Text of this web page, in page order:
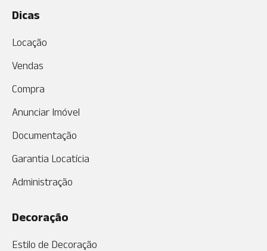
Dicas
Locação
Vendas
Compra
Anunciar Imóvel
Documentação
Garantia Locatícia
Administração
Decoração
Estilo de Decoração